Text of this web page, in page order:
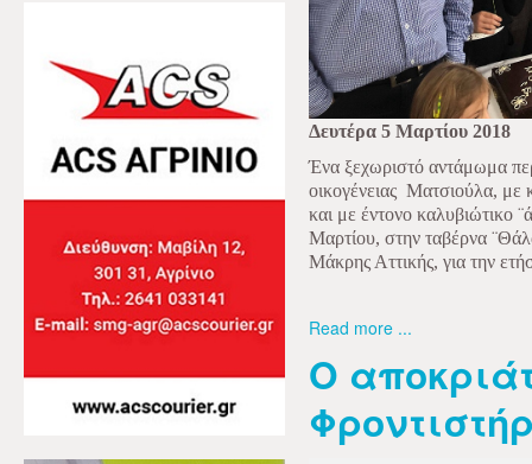
Δευτέρα 5 Μαρτίου 2018
Ένα ξεχωριστό αντάμωμα
οικογένειας Ματσιούλα,
και με έντονο καλυβιώτικο
Μαρτίου, στην ταβέρνα
Μάκρης Αττικής, για την
Read more ...
Ο